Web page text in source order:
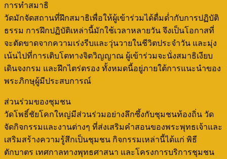
การทำสมาธิ
วัดมักจัดสถานที่ฝึกสมาธิเพื่อให้ผู้เข้าร่วมได้ดื่มด่ำกับการปฏิบัติ
ธรรม การฝึกปฏิบัติเหล่านี้มักใช้เวลาหลายวัน จึงเป็นโอกาสที่
จะตัดขาดจากความเร่งรีบและวุ่นวายในชีวิตประจำวัน และมุ่ง
เน้นไปที่การเติบโตทางจิตวิญญาณ ผู้เข้าร่วมจะนั่งสมาธิเงียบ
เดินจงกรม และฝึกไตร่ตรอง ทั้งหมดนี้อยู่ภายใต้การแนะนำของ
พระภิกษุผู้มีประสบการณ์
ส่วนร่วมของชุมชน
วัดโพธิ์ชัยโคกใหญ่มีส่วนร่วมอย่างลึกซึ้งกับชุมชนท้องถิ่น วัด
จัดกิจกรรมและงานต่างๆ ที่ส่งเสริมคำสอนของพระพุทธเจ้าและ
เสริมสร้างความรู้สึกเป็นชุมชน กิจกรรมเหล่านี้ได้แก่ พิธี
ตักบาตร เทศกาลทางพุทธศาสนา และโครงการบริการชุมชน